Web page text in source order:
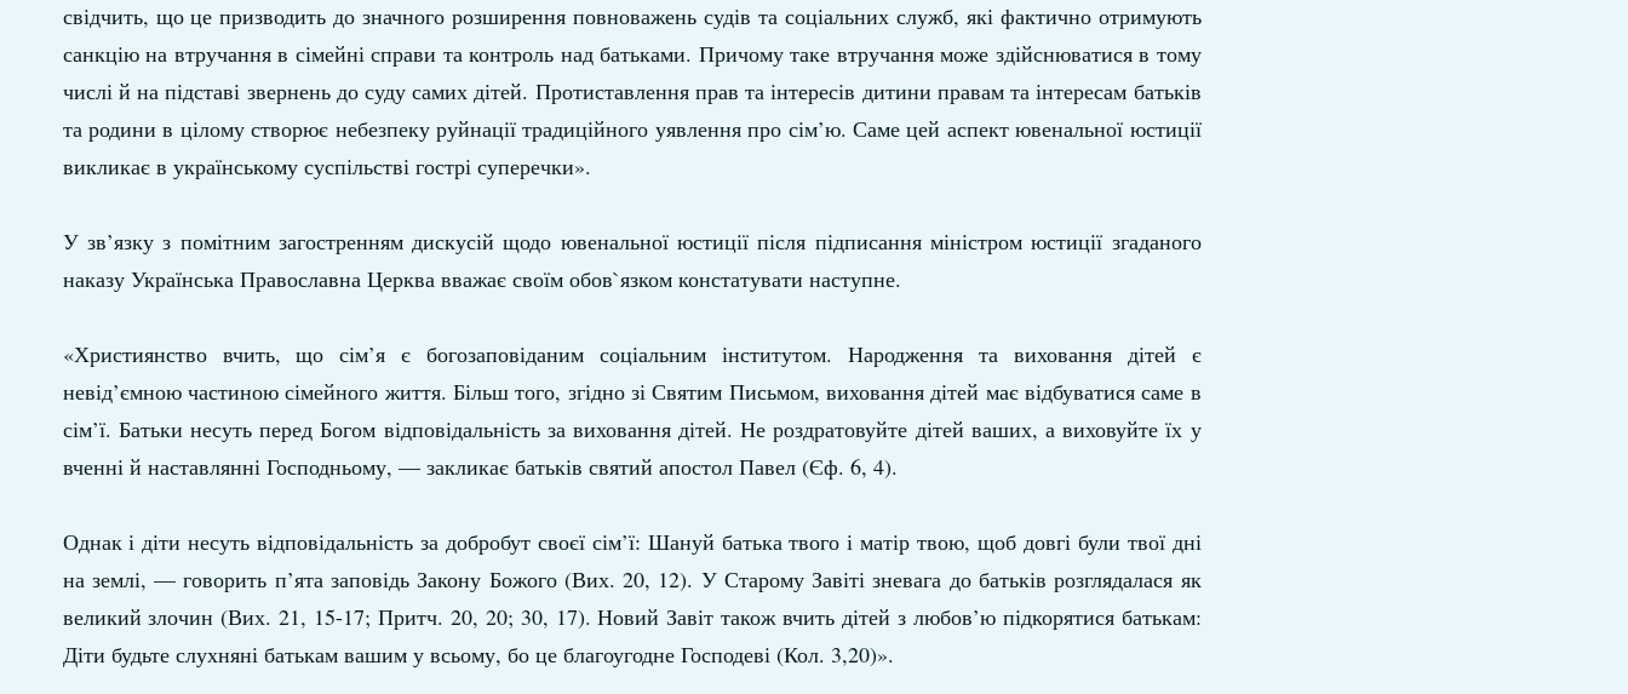
свідчить, що це призводить до значного розширення повноважень судів та соціальних служб, які фактично отримують
санкцію на втручання в сімейні справи та контроль над батьками. Причому таке втручання може здійснюватися в тому
числі й на підставі звернень до суду самих дітей. Протиставлення прав та інтересів дитини правам та інтересам батьків
та родини в цілому створює небезпеку руйнації традиційного уявлення про сім’ю. Саме цей аспект ювенальної юстиції
викликає в українському суспільстві гострі суперечки».
У зв’язку з помітним загостренням дискусій щодо ювенальної юстиції після підписання міністром юстиції згаданого
наказу Українська Православна Церква вважає своїм обов`язком констатувати наступне.
«Християнство вчить, що сім’я є богозаповіданим соціальним інститутом. Народження та виховання дітей є
невід’ємною частиною сімейного життя. Більш того, згідно зі Святим Письмом, виховання дітей має відбуватися саме в
сім’ї. Батьки несуть перед Богом відповідальність за виховання дітей. Не роздратовуйте дітей ваших, а виховуйте їх у
вченні й наставлянні Господньому, — закликає батьків святий апостол Павел (Єф. 6, 4).
Однак і діти несуть відповідальність за добробут своєї сім’ї: Шануй батька твого і матір твою, щоб довгі були твої дні
на землі, — говорить п’ята заповідь Закону Божого (Вих. 20, 12). У Старому Завіті зневага до батьків розглядалася як
великий злочин (Вих. 21, 15-17; Притч. 20, 20; 30, 17). Новий Завіт також вчить дітей з любов’ю підкорятися батькам:
Діти будьте слухняні батькам вашим у всьому, бо це благоугодне Господеві (Кол. 3,20)».